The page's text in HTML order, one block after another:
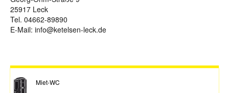
Tankreinigung
25917 Leck
Tel. 04662-89890
E-Mail: info@ketelsen-leck.de
Miet-WC